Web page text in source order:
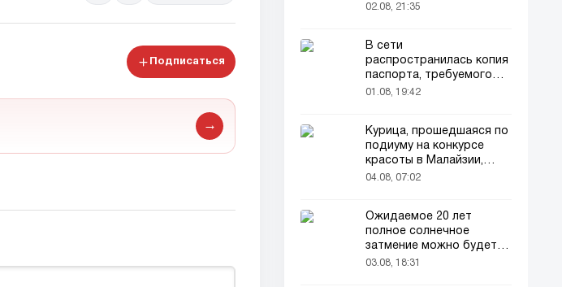
Подписаться
→
02.08, 21:35
В сети
распространилась копия
паспорта, требуемого
для домашних животных
01.08, 19:42
Курица, прошедшаяся по
подиуму на конкурсе
красоты в Малайзии,
привлекла внимание
04.08, 07:02
Ожидаемое 20 лет
полное солнечное
затмение можно будет
наблюдать в августе
03.08, 18:31